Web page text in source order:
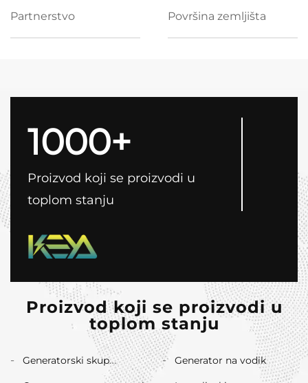
Partnerstvo Površina zemljišta
1000+
Proizvod koji se proizvodi u
toplom stanju
Proizvod koji se proizvodi u
toplom stanju
Generatorski skup
Generator na vodik